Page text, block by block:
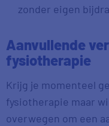
zonder eigen
Aanvullende
fysiotherapie
Krijg je momenteel
fysiotherapie maar
overwegen om een